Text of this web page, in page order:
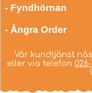
- Fyndhörnan
- Ångra Order
Vår kundtjänst
eller via telefon